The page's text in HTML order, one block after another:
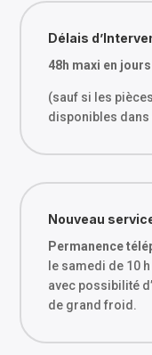
Délais
48h maxi en
(sauf si les
disponibles
Nouveau
Permanence
le samedi de 10 h
avec possibilité
de grand froid.